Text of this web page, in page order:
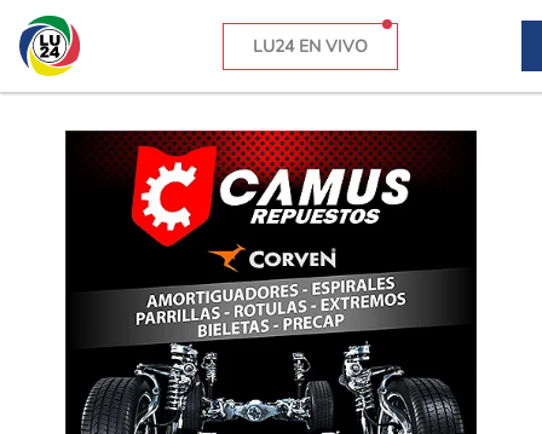
LU24 EN VIVO